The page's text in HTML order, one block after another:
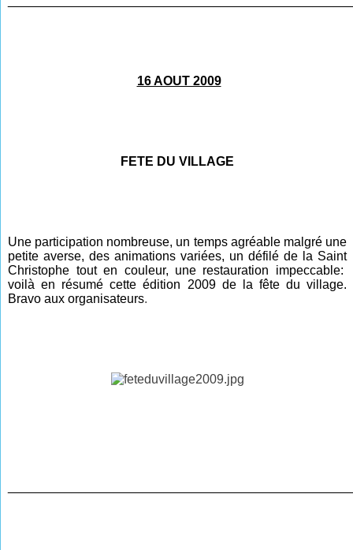
16 AOUT 2009
FETE DU VILLAGE
Une participation nombreuse, un temps agréable malgré une
petite averse, des animations variées, un défilé de la Saint
Christophe tout en couleur, une restauration impeccable:
voilà en résumé cette édition 2009 de la fête du village.
Bravo aux organisateurs.